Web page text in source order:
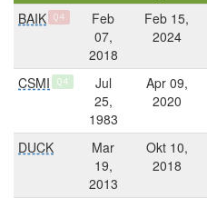
BAIK
Q4
Feb
07,
2018
Feb 15,
2024
CSMI Q4
Jul
25,
1983
Apr 09,
2020
DUCK
Mar
19,
2013
Okt 10,
2018